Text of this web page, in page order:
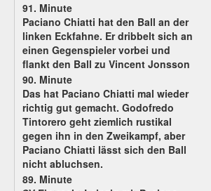
91. Minute
Paciano Chiatti hat den Ball an der
linken Eckfahne. Er dribbelt sich an
einen Gegenspieler vorbei und
flankt den Ball zu Vincent Jonsson
90. Minute
Das hat Paciano Chiatti mal wieder
richtig gut gemacht. Godofredo
Tintorero geht ziemlich rustikal
gegen ihn in den Zweikampf, aber
Paciano Chiatti lässt sich den Ball
nicht abluchsen.
89. Minute